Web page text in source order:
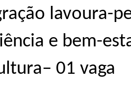
lavoura-
e bem-
01 vaga